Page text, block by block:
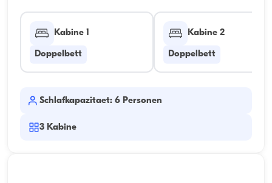
Kabine 1
Doppelbett
Kabine 2
Doppelbett
Schlafkapazitaet: 6 Personen
3 Kabine